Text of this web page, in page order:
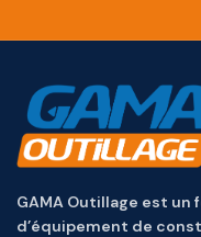
GAMA Outillage est
d’équipement de